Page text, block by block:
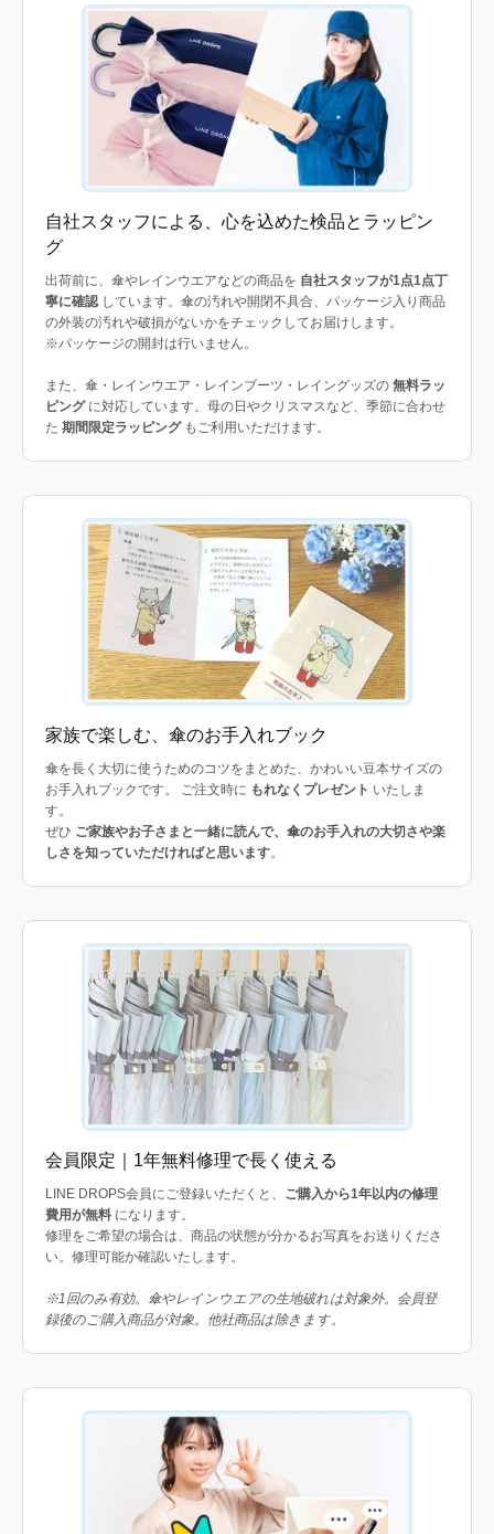
自社スタッフによる、心を込めた検品とラッピン
グ
出荷前に、傘やレインウエアなどの商品を 自社スタッフが1点1点丁
寧に確認しています。傘の汚れや開閉不具合、パッケージ入り商品
の外装の汚れや破損がないかをチェックしてお届けします。
※パッケージの開封は行いません。
また、傘・レインウエア・レインブーツ・レイングッズの 無料ラッ
ピングに対応しています。母の日やクリスマスなど、季節に合わせ
た 期間限定ラッピングもご利用いただけます。
家族で楽しむ、傘のお手入れブック
傘を長く大切に使うためのコツをまとめた、かわいい豆本サイズの
お手入れブックです。 ご注文時に もれなくプレゼント いたしま
す。
ぜひ ご家族やお子さまと一緒に読んで、傘のお手入れの大切さや楽
しさを知っていただければと思います。
会員限定｜1年無料修理で長く使える
LINE DROPS会員にご登録いただくと、 ご購入から1年以内の修理
費用が無料 になります。
修理をご希望の場合は、商品の状態が分かるお写真をお送りくださ
い。修理可能か確認いたします。
※1回のみ有効。傘やレインウエアの生地破れは対象外。会員登
録後のご購入商品が対象。他社商品は除きます。